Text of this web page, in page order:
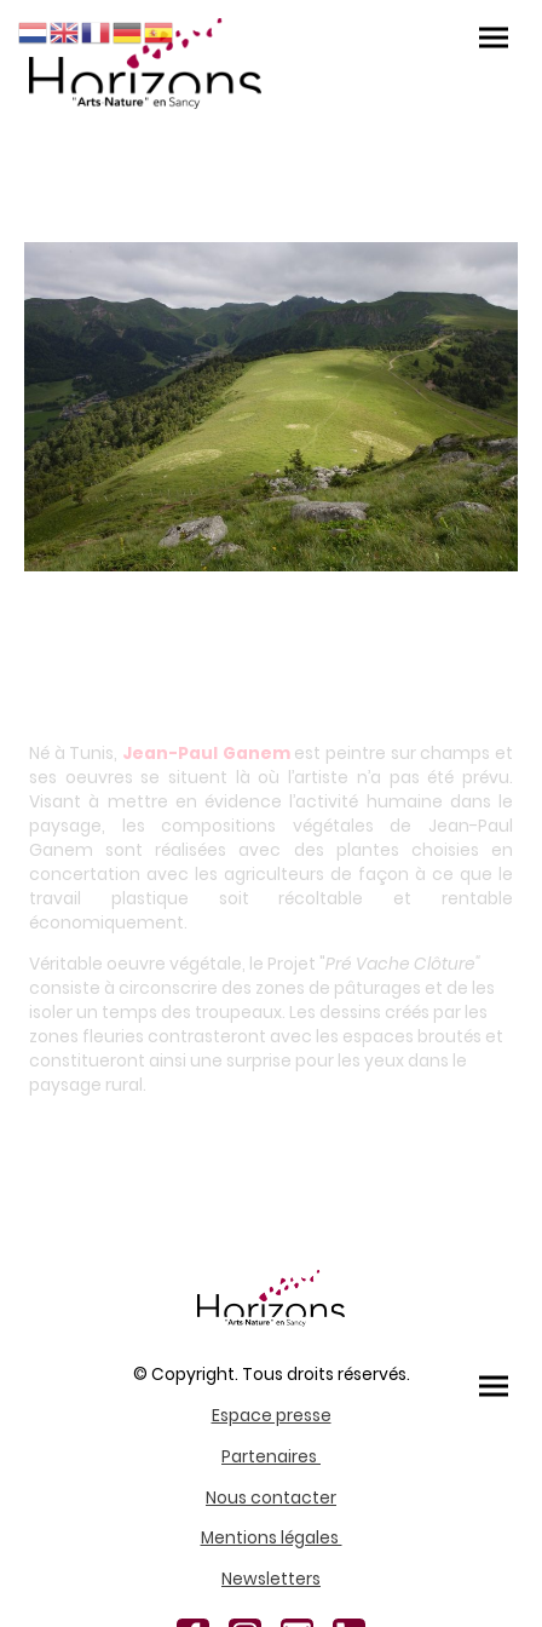
Né à Tunis, Jean-Paul Ganem est peintre sur champs et
ses oeuvres se situent là où l’artiste n’a pas été prévu.
Visant à mettre en évidence l’activité humaine dans le
paysage, les compositions végétales de Jean-Paul
Ganem sont réalisées avec des plantes choisies en
concertation avec les agriculteurs de façon à ce que le
travail plastique soit récoltable et rentable
économiquement.
Véritable oeuvre végétale, le Projet "Pré Vache Clôture"
consiste à circonscrire des zones de pâturages et de les
isoler un temps des troupeaux. Les dessins créés par les
zones fleuries contrasteront avec les espaces broutés et
constitueront ainsi une surprise pour les yeux dans le
paysage rural.
© Copyright. Tous droits réservés.
Espace presse
Partenaires
Nous contacter
Mentions légales
Newsletters